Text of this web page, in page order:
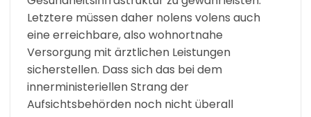
Letztere müssen daher nolens volens auch
eine erreichbare, also wohnortnahe
Versorgung mit ärztlichen Leistungen
sicherstellen. Dass sich das bei dem
innerministeriellen Strang der
Aufsichtsbehörden noch nicht überall